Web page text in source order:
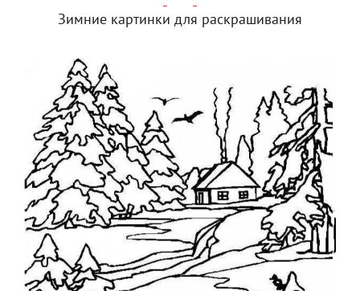
Зимние картинки для раскрашивания